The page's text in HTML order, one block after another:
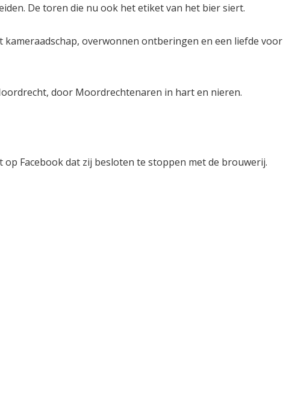
De toren die nu ook het etiket van het bier siert.
overwonnen ontberingen en een liefde voor
door Moordrechtenaren in hart en nieren.
Facebook dat zij besloten te stoppen met de brouwerij.